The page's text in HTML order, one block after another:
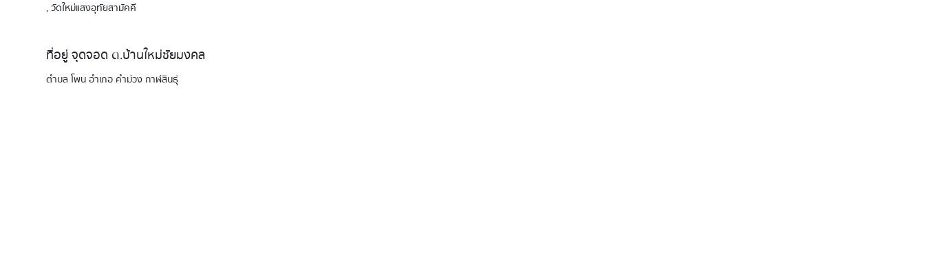
, วัดใหม่แสงอุทัยสามัคคี
ที่อยู่ จุดจอด ต.บ้านใหม่ชัยมงคล
ตำบล โพน อำเภอ คำม่วง กาฬสินธุ์